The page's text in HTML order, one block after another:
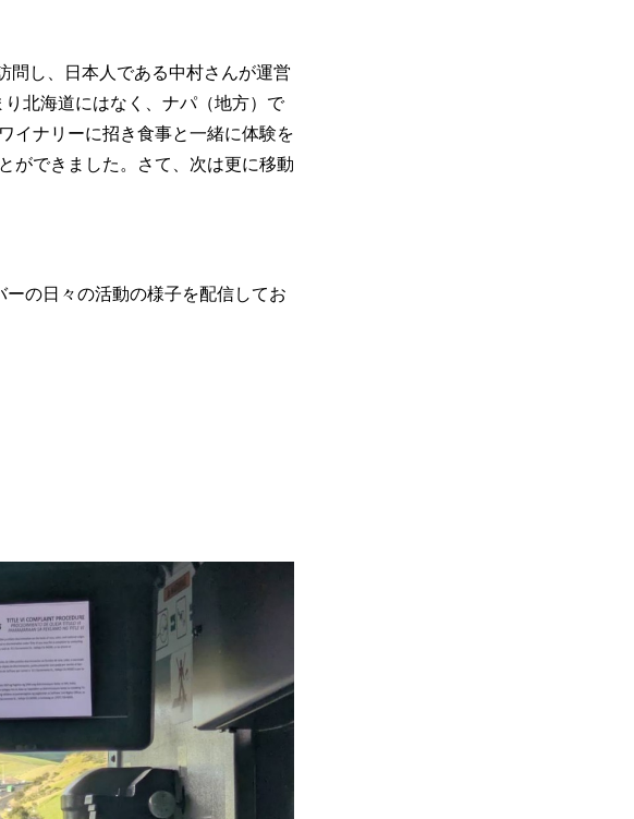
問し、日本人である中村さんが運営
北海道にはなく、ナパ（地方）で
イナリーに招き食事と一緒に体験を
ができました。さて、次は更に移動
の日々の活動の様子を配信してお